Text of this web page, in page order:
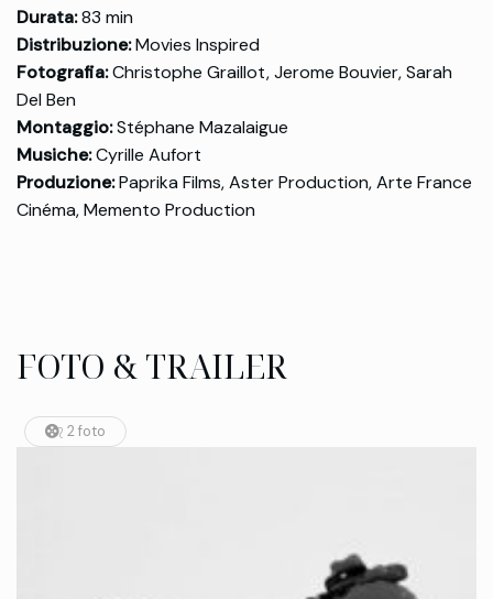
Durata:83 min
Distribuzione:Movies Inspired
Fotografia:Christophe Graillot, Jerome Bouvier, Sarah
Del Ben
Montaggio:Stéphane Mazalaigue
Musiche:Cyrille Aufort
Produzione:Paprika Films, Aster Production, Arte France
Cinéma, Memento Production
FOTO & TRAILER
2 foto